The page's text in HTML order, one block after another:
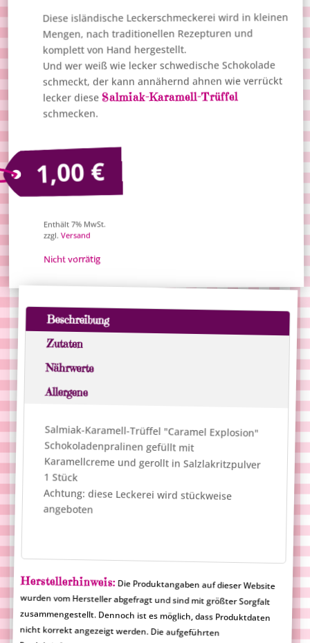
Diese isländische Leckerschmeckerei wird in kleinen
Mengen, nach traditionellen Rezepturen und
komplett von Hand hergestellt.​
Und wer weiß wie lecker schwedische Schokolade
schmeckt, der kann annähernd ahnen wie verrückt
lecker dieseSalmiak-Karamell-Trüffel
schmecken.
1,00€
Enthält 7% MwSt.
zzgl.Versand
Nicht vorrätig
Beschreibung
Zutaten
Nährwerte
Allergene
Salmiak-Karamell-Trüffel "Caramel Explosion"
Schokoladenpralinen gefüllt mit
Karamellcreme und gerollt in Salzlakritzpulver
1 Stück
Achtung: diese Leckerei wird stückweise
angeboten
Herstellerhinweis:Die Produktangaben auf dieser Website
wurden vom Hersteller abgefragt und sind mit größter Sorgfalt
zusammengestellt. Dennoch ist es möglich, dass Produktdaten
nicht korrekt angezeigt werden. Die aufgeführten
Produktinformationen sind rechtlich nicht verbindlich und
Merlinum Magic Candy übernimmt für falsche Angaben keine